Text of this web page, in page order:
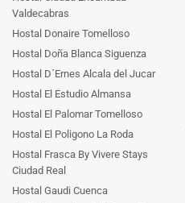
Valdecabras
Hostal Donaire Tomelloso
Hostal Doña Blanca Siguenza
Hostal D´Ernes Alcala del Jucar
Hostal El Estudio Almansa
Hostal El Palomar Tomelloso
Hostal El Poligono La Roda
Hostal Frasca By Vivere Stays
Ciudad Real
Hostal Gaudi Cuenca